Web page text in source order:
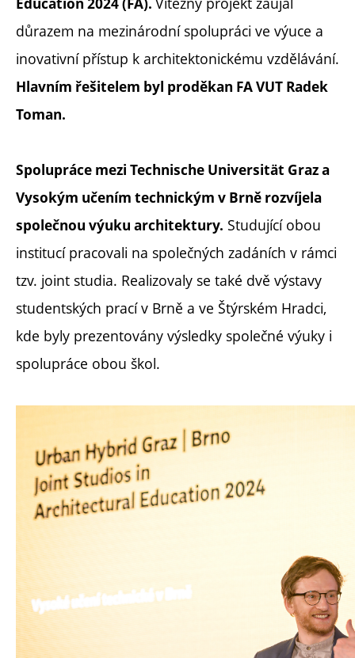
Education 2024 (FA).
důrazem na mezinárodní spolupráci ve výuce a
inovativní přístup k architektonickému vzdělávání.
Hlavním řešitelem byl proděkan FA VUT Radek
Toman.
Spolupráce mezi Technische Universität Graz a
Vysokým učením technickým v Brně rozvíjela
společnou výuku architektury. Studující obou
institucí pracovali na společných zadáních v rámci
tzv. joint studia. Realizovaly se také dvě výstavy
studentských prací v Brně a ve Štýrském Hradci,
kde byly prezentovány výsledky společné výuky i
spolupráce obou škol.